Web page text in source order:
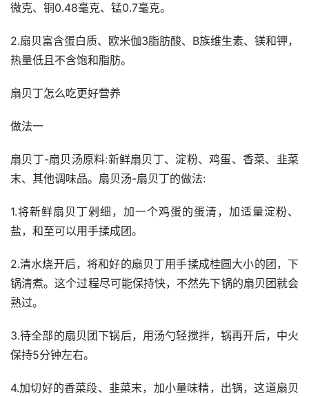
微克、铜0.48毫克、锰0.7毫克。
2.扇贝富含蛋白质、欧米伽3脂肪酸、B族维生素、镁和钾，
热量低且不含饱和脂肪。
扇贝丁怎么吃更好营养
做法一
扇贝丁-扇贝汤原料:新鲜扇贝丁、淀粉、鸡蛋、香菜、韭菜
末、其他调味品。扇贝汤-扇贝丁的做法:
1.将新鲜扇贝丁剁细，加一个鸡蛋的蛋清，加适量淀粉、
盐，和至可以用手揉成团。
2.清水烧开后，将和好的扇贝丁用手揉成桂圆大小的团，下
锅清煮。这个过程尽可能保持快，不然先下锅的扇贝团就会
熟过。
3.待全部的扇贝团下锅后，用汤勺轻搅拌，锅再开后，中火
保持5分钟左右。
4.加切好的香菜段、韭菜末，加小量味精，出锅，这道扇贝